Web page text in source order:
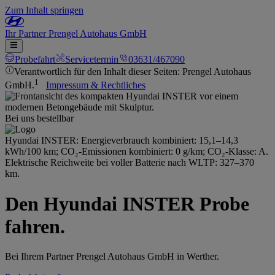
Zum Inhalt springen
IhrPartnerPrengel Autohaus GmbH
Probefahrt Servicetermin
03631/467090
Verantwortlich für den Inhalt dieser Seiten: Prengel Autohaus
GmbH.1 Impressum & Rechtliches
Bei uns bestellbar
Hyundai INSTER: Energieverbrauch kombiniert: 15,1–14,3
kWh/100 km; CO₂-Emissionen kombiniert: 0 g/km; CO₂-Klasse: A.
Elektrische Reichweite bei voller Batterie nach WLTP: 327–370
km.
Den Hyundai INSTER Probe
fahren.
Bei Ihrem Partner Prengel Autohaus GmbH in Werther.